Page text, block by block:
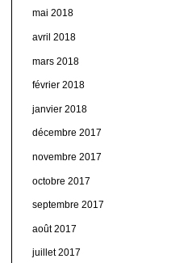
mai 2018
avril 2018
mars 2018
février 2018
janvier 2018
décembre 2017
novembre 2017
octobre 2017
septembre 2017
août 2017
juillet 2017